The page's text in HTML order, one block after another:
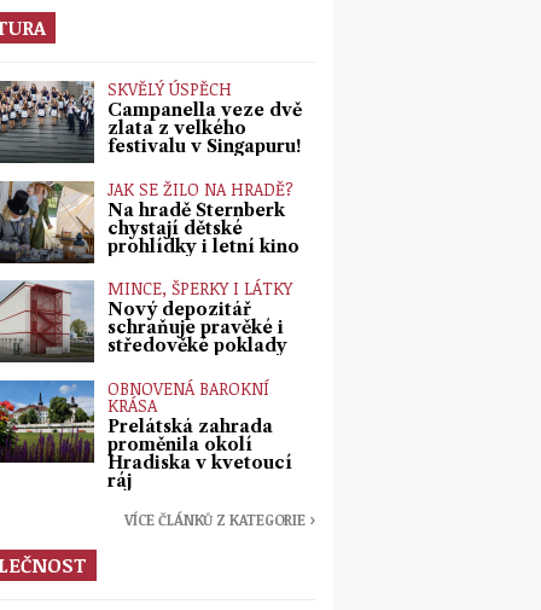
SKVĚLÝ ÚSPĚCH
Campanella veze dvě
zlata z velkého
festivalu v Singapuru!
JAK SE ŽILO NA HRADĚ?
Na hradě Šternberk
chystají dětské
prohlídky i letní kino
MINCE, ŠPERKY I LÁTKY
Nový depozitář
schraňuje pravěké i
středověké poklady
OBNOVENÁ BAROKNÍ
KRÁSA
Prelátská zahrada
proměnila okolí
Hradiska v kvetoucí
ráj
VÍCE ČLÁNKŮ Z KATEGORIE ›